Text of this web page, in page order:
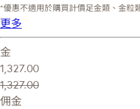
*優惠不適用於購買計價足金類、金粒
更多
金
1,327.00
1,327.00
佣金